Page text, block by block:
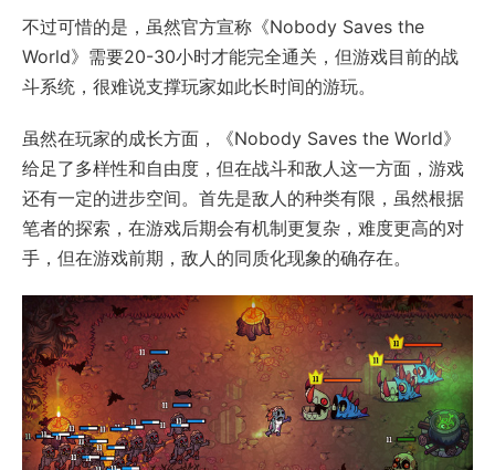
不过可惜的是，虽然官方宣称《Nobody Saves the
World》需要20-30小时才能完全通关，但游戏目前的战
斗系统，很难说支撑玩家如此长时间的游玩。
虽然在玩家的成长方面，《Nobody Saves the World》
给足了多样性和自由度，但在战斗和敌人这一方面，游戏
还有一定的进步空间。首先是敌人的种类有限，虽然根据
笔者的探索，在游戏后期会有机制更复杂，难度更高的对
手，但在游戏前期，敌人的同质化现象的确存在。